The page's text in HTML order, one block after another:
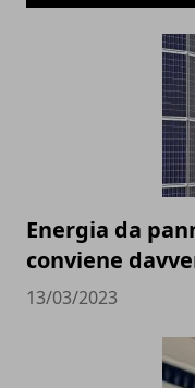
Energia da
conviene
13/03/2023